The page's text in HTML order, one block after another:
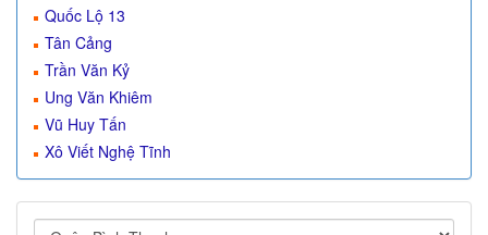
Quốc Lộ 13
Tân Cảng
Trần Văn Kỷ
Ung Văn Khiêm
Vũ Huy Tấn
Xô Viết Nghệ Tĩnh